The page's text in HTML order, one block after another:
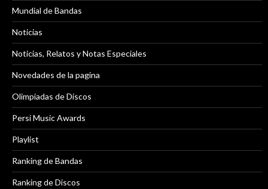
Mundial de Bandas
Noticias
Noticias, Relatos y Notas Especiales
Novedades de la pagina
Olimpiadas de Discos
Persi Music Awards
Playlist
Ranking de Bandas
Ranking de Discos